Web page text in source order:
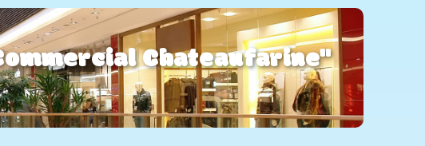
Chateaufarine"